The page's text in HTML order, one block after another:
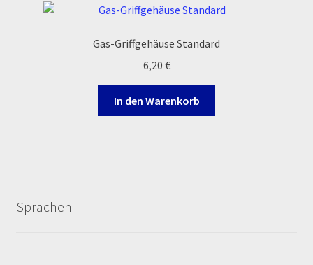
Warenkorb
Gas-Griffgehäuse Standard
6,20 €
In den Warenkorb
Sprachen